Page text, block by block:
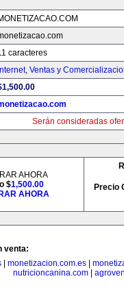
caracteres
Internet, Ventas y
Serán consideradas
AHORA
$1,500.00
AHORA
Precio
venta:
| monetizacion.com.es|
nutricioncanina.com